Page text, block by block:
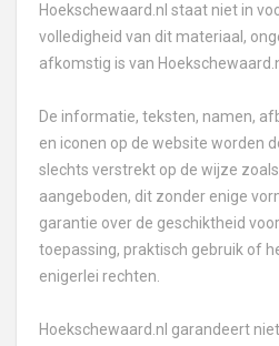
Hoekschewaard.nl staat niet in
volledigheid van dit materiaal,
afkomstig is van
De informatie, teksten, namen,
en iconen op de website worden
slechts verstrekt op de wijze
aangeboden, dit zonder enige
garantie over de geschiktheid
toepassing, praktisch gebruik of
enigerlei rechten.
Hoekschewaard.nl garandeert